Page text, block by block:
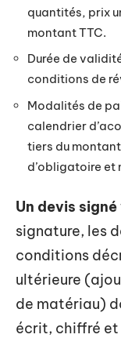
quantités, prix
montant TTC.
Durée de
conditions de
Modalités de
calendrier
tiers du
d’obligatoire et
Un devis
signature, les
conditions
ultérieure
de matériau)
écrit, chiffré et